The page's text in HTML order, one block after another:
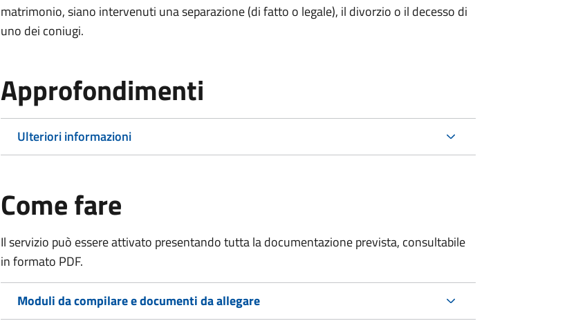
matrimonio, siano intervenuti una separazione (di fatto o legale), il divorzio o il decesso di
uno dei coniugi.
Approfondimenti
Ulteriori informazioni
Come fare
Il servizio può essere attivato presentando tutta la documentazione prevista, consultabile
in formato PDF.
Moduli da compilare e documenti da allegare